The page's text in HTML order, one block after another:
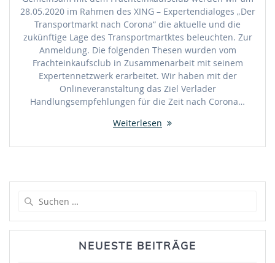
28.05.2020 im Rahmen des XING – Expertendialoges „Der
Transportmarkt nach Corona“ die aktuelle und die
zukünftige Lage des Transportmartktes beleuchten. Zur
Anmeldung. Die folgenden Thesen wurden vom
Frachteinkaufsclub in Zusammenarbeit mit seinem
Expertennetzwerk erarbeitet. Wir haben mit der
Onlineveranstaltung das Ziel Verlader
Handlungsempfehlungen für die Zeit nach Corona…
Weiterlesen
NEUESTE BEITRÄGE